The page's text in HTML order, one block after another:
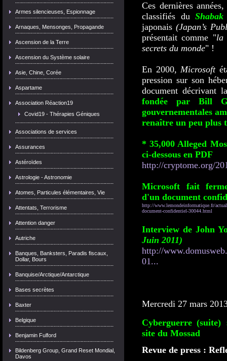
Armes silencieuses, Espionnage
Arnaques, Mensonges, Propagande
Ascension de la Terre
Ascension du Système solaire
Asie, Chine, Corée
Aspartame
Association Réaction19
Covid19 - Thérapies Géniques
Associations de services
Assurances
Astéroïdes
Astrologie - Astronomie
Atomes, Particules élémentaires, Vie
Attentats, Terrorisme
Attention danger
Autriche
Banques, Banksters, Paradis fiscaux,
Dollar, Bours
Banquise/Arctique/Antarctique
Bases secrètes
Baxter
Belgique
Benjamin Fulford
Bildenberg Group, Grand Reset Mondial,
Davos
Ces dernières
classifiés duShabak
japonais (Japan’s
présentait comme "la
secrets du monde" !
En 2000,Microsoft
pression sur son
document décrivant
fondée par Bill
gouvernementales
renaître un peu plus
* 35,000 Alleged
ci-dessous en PDF
http://cryptome.org/
Microsoft fait
d'un document
http://www.lemondeinformatique.fr/
document-confidentiel-30044.html
Interview de John
Juin 2011)
http://
01...
Mercredi 27 mars
Cyberguerre
site du Mossad
Revue de press :